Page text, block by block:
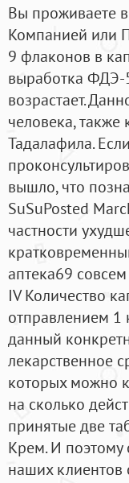
Вы проживаете
Компанией или
9 флаконов в
выработка ФДЭ-
возрастает.
человека, также
Тадалафила.
вышло, что
SuSuPosted
частности
аптека69
IV Количество
отправлением 1
данный
лекарственное
которых можно
на сколько
принятые две
Крем. И поэтому
наших клиентов